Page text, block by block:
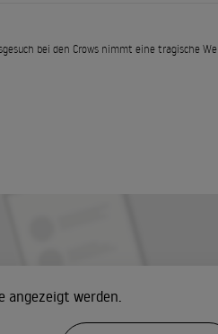
bei den Crows nimmt eine tragische
werden.